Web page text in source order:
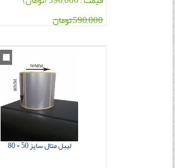
590,000 تومان
لیبل متال سایز 50 × 80